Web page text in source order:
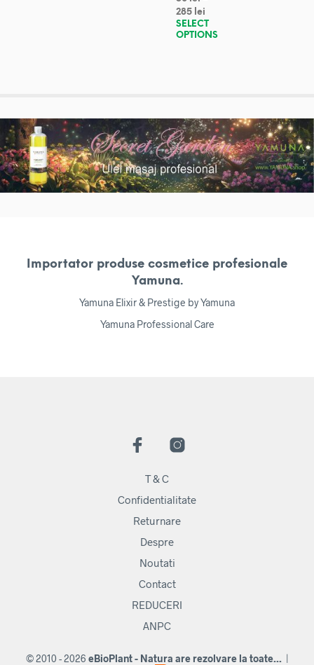
285 lei
SELECT
OPTIONS
Importator produse cosmetice profesionale
Yamuna.
Yamuna Elixir & Prestige by Yamuna
Yamuna Professional Care
T & C
Confidentialitate
Returnare
Despre
Noutati
Contact
REDUCERI
ANPC
© 2010 - 2026 eBioPlant - Natura are rezolvare la toate... |